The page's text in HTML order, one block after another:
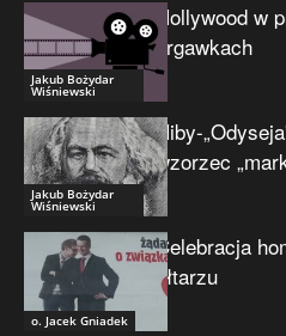
Jakub Bożydar
Wiśniewski
Hollywood w
drgawkach
Jakub Bożydar
Wiśniewski
Niby-
wzorzec
o. Jacek Gniadek
Celebracja
ołtarzu